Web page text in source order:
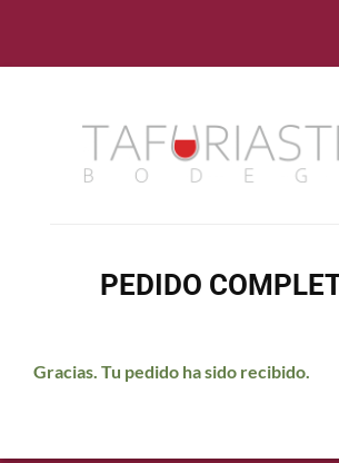
PEDIDO
Gracias. Tu pedido ha sido recibido.